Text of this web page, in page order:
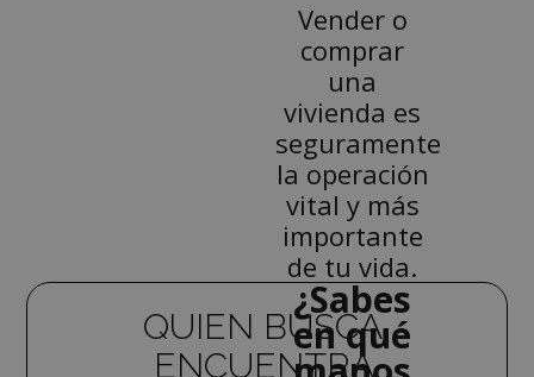
Vender o
comprar
una
vivienda es
seguramente
la operación
vital y más
importante
de tu vida.
¿Sabes
en qué
QUIEN BUSCA,
ENCUENTRA.